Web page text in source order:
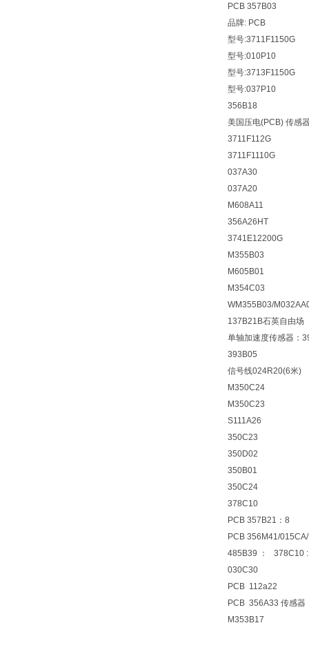
PCB 357B03
品牌: PCB
型号:3711F1150G
型号:010P10
型号:3713F1150G
型号:037P10
356В18
美国压电(PCB) 传感
3711F112G
3711F1110G
037A30
037A20
M608A11
356A26HT
3741E12200G
M355B03
M605B01
M354C03
WM355В03/
137B21B石英自由场
单轴加速度传感器：
393B05
信号线024R20(6米)
M350C24
M350C23
S111A26
350C23
350D02
350B01
350C24
378C10
PCB 357B21：8
PCB 356M41/
485B39 ：
030C30
PCB 112a22
PCB 356A33 传感
M353B17